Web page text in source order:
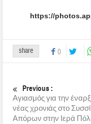
https://
share 0
Previous :
Αγιασμός για την
νέας χρονιάς στο
Απόρων στην Ιερά